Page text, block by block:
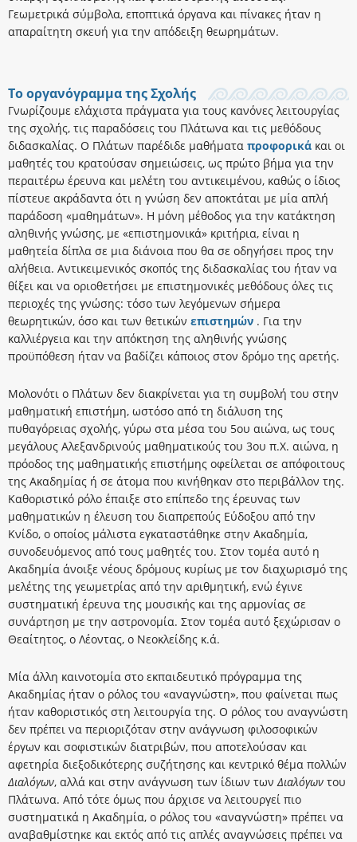
Γεωμετρικά σύμβολα, εποπτικά όργανα και πίνακες ήταν η
απαραίτητη σκευή για την απόδειξη θεωρημάτων.
Το οργανόγραμμα της Σχολής
Γνωρίζουμε ελάχιστα πράγματα για τους κανόνες λειτουργίας
της σχολής, τις παραδόσεις του Πλάτωνα και τις μεθόδους
διδασκαλίας. Ο Πλάτων παρέδιδε μαθήματα προφορικά και οι
μαθητές του κρατούσαν σημειώσεις, ως πρώτο βήμα για την
περαιτέρω έρευνα και μελέτη του αντικειμένου, καθώς ο ίδιος
πίστευε ακράδαντα ότι η γνώση δεν αποκτάται με μία απλή
παράδοση «μαθημάτων». Η μόνη μέθοδος για την κατάκτηση
αληθινής γνώσης, με «επιστημονικά» κριτήρια, είναι η
μαθητεία δίπλα σε μια διάνοια που θα σε οδηγήσει προς την
αλήθεια. Αντικειμενικός σκοπός της διδασκαλίας του ήταν να
θίξει και να οριοθετήσει με επιστημονικές μεθόδους όλες τις
περιοχές της γνώσης: τόσο των λεγόμενων σήμερα
θεωρητικών, όσο και των θετικών επιστημών . Για την
καλλιέργεια και την απόκτηση της αληθινής γνώσης
προϋπόθεση ήταν να βαδίζει κάποιος στον δρόμο της αρετής.
Μολονότι ο Πλάτων δεν διακρίνεται για τη συμβολή του στην
μαθηματική επιστήμη, ωστόσο από τη διάλυση της
πυθαγόρειας σχολής, γύρω στα μέσα του 5ου αιώνα, ως τους
μεγάλους Αλεξανδρινούς μαθηματικούς του 3ου π.Χ. αιώνα, η
πρόοδος της μαθηματικής επιστήμης οφείλεται σε απόφοιτους
της Ακαδημίας ή σε άτομα που κινήθηκαν στο περιβάλλον της.
Καθοριστικό ρόλο έπαιξε στο επίπεδο της έρευνας των
μαθηματικών η έλευση του διαπρεπούς Εύδοξου από την
Κνίδο, ο οποίος μάλιστα εγκαταστάθηκε στην Ακαδημία,
συνοδευόμενος από τους μαθητές του. Στον τομέα αυτό η
Ακαδημία άνοιξε νέους δρόμους κυρίως με τον διαχωρισμό της
μελέτης της γεωμετρίας από την αριθμητική, ενώ έγινε
συστηματική έρευνα της μουσικής και της αρμονίας σε
συνάρτηση με την αστρονομία. Στον τομέα αυτό ξεχώρισαν ο
Θεαίτητος, ο Λέοντας, ο Νεοκλείδης κ.ά.
Μία άλλη καινοτομία στο εκπαιδευτικό πρόγραμμα της
Ακαδημίας ήταν ο ρόλος του «αναγνώστη», που φαίνεται πως
ήταν καθοριστικός στη λειτουργία της. Ο ρόλος του αναγνώστη
δεν πρέπει να περιοριζόταν στην ανάγνωση φιλοσοφικών
έργων και σοφιστικών διατριβών, που αποτελούσαν και
αφετηρία διεξοδικότερης συζήτησης και κεντρικό θέμα πολλών
Διαλόγων, αλλά και στην ανάγνωση των ίδιων τωνΔιαλόγων του
Πλάτωνα. Από τότε όμως που άρχισε να λειτουργεί πιο
συστηματικά η Ακαδημία, ο ρόλος του «αναγνώστη» πρέπει να
αναβαθμίστηκε και εκτός από τις απλές αναγνώσεις πρέπει να